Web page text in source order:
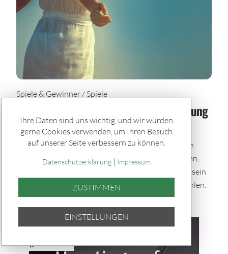
Spiele & Gewinner / Spiele
Sommerglück im Paket: Bei jeder Ziehung
dabei – auch im Urlaub
Mit den Sommerglück Spielpaketen bleibst du auch
während der Urlaubszeit im Spiel. Einmal auswählen,
automatisch tippen und bei allen Ziehungen dabei sein
– bequem per Quicktipp mit zufällig gewählten Zahlen.
Ihre Daten sind uns wichtig, und wir würden
gerne Cookies verwenden, um Ihren Besuch
auf unserer Seite verbessern zu können.
Datenschutzerklärung| Impressum
ZUSTIMMEN
EINSTELLUNGEN